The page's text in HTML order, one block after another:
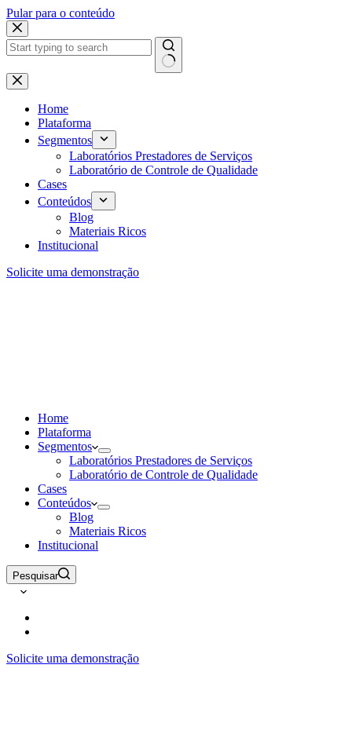
Pular para o conteúdo
Home
Plataforma
Segmentos
Laboratórios Prestadores de Serviços
Laboratório de Controle de Qualidade
Cases
Conteúdos
Blog
Materiais Ricos
Institucional
Solicite uma demonstração
Home
Plataforma
Segmentos
Laboratórios Prestadores de Serviços
Laboratório de Controle de Qualidade
Cases
Conteúdos
Blog
Materiais Ricos
Institucional
Pesquisar
Solicite uma demonstração